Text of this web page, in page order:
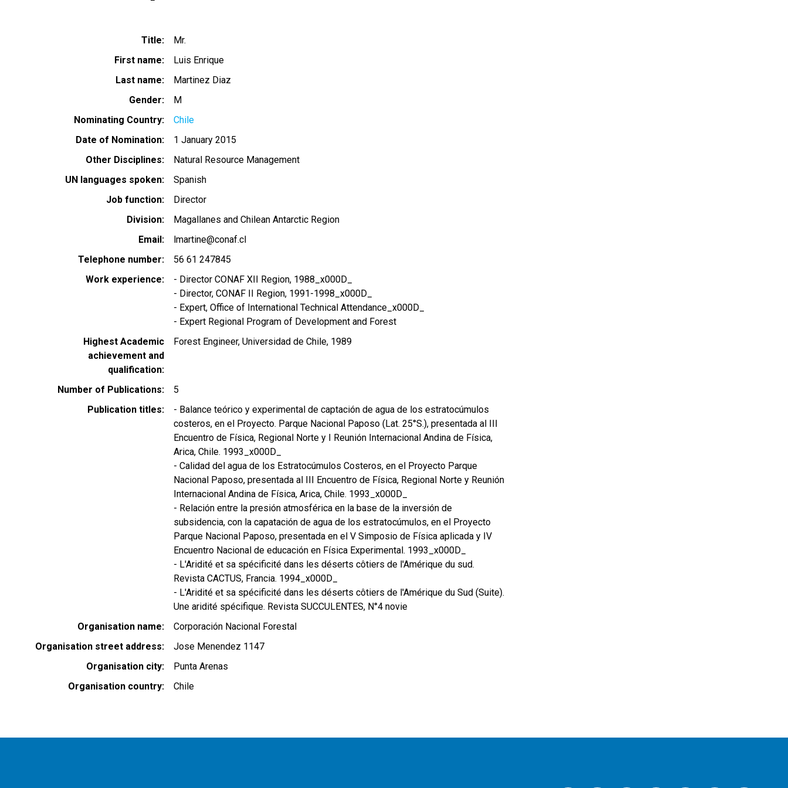
Title
Mr.
First name
Luis Enrique
Last name
Martinez Diaz
Gender
M
Nominating Country
Chile
Date of Nomination
1 January 2015
Other Disciplines
Natural Resource Management
UN languages spoken
Spanish
Job function
Director
Division
Magallanes and Chilean Antarctic Region
Email
lmartine@conaf.cl
Telephone number
56 61 247845
Work experience
- Director CONAF XII Region, 1988_x000D_
- Director, CONAF II Region, 1991-1998_x000D_
- Expert, Office of International Technical Attendance_x000D_
- Expert Regional Program of Development and Forest
Highest Academic
achievement and
qualification
Forest Engineer, Universidad de Chile, 1989
Number of Publications
5
Publication titles
- Balance teórico y experimental de captación de agua de los estratocúmulos
costeros, en el Proyecto. Parque Nacional Paposo (Lat. 25°S.), presentada al III
Encuentro de Física, Regional Norte y I Reunión Internacional Andina de Física,
Arica, Chile. 1993_x000D_
- Calidad del agua de los Estratocúmulos Costeros, en el Proyecto Parque
Nacional Paposo, presentada al III Encuentro de Física, Regional Norte y Reunión
Internacional Andina de Física, Arica, Chile. 1993_x000D_
- Relación entre la presión atmosférica en la base de la inversión de
subsidencia, con la capatación de agua de los estratocúmulos, en el Proyecto
Parque Nacional Paposo, presentada en el V Simposio de Física aplicada y IV
Encuentro Nacional de educación en Física Experimental. 1993_x000D_
- L'Aridité et sa spécificité dans les déserts côtiers de l'Amérique du sud.
Revista CACTUS, Francia. 1994_x000D_
- L'Aridité et sa spécificité dans les déserts côtiers de l'Amérique du Sud (Suite).
Une aridité spécifique. Revista SUCCULENTES, N°4 novie
Organisation name
Corporación Nacional Forestal
Organisation street address
Jose Menendez 1147
Organisation city
Punta Arenas
Organisation country
Chile